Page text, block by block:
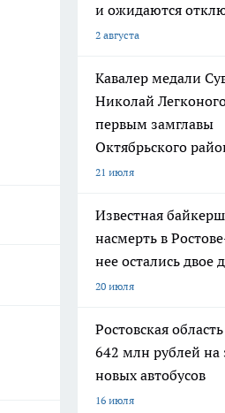
и ожидаются
2 августа
Кавалер медали
Николай
первым замглавы
Октябрьского
21 июля
Известная
насмерть в
нее остались двое
20 июля
Ростовская
642 млн рублей на
новых автобусов
16 июля